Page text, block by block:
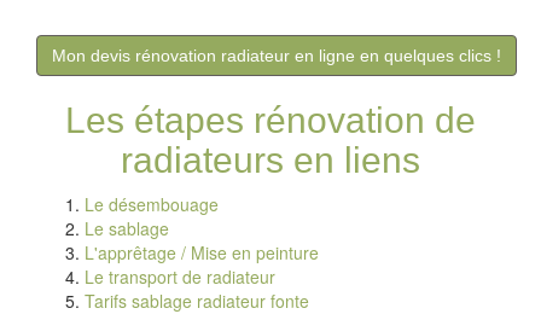
Mon devis rénovation radiateur en ligne en quelques clics !
Les étapes rénovation de
radiateurs en liens
Le désembouage
Le sablage
L'apprêtage / Mise en peinture
Le transport de radiateur
Tarifs sablage radiateur fonte